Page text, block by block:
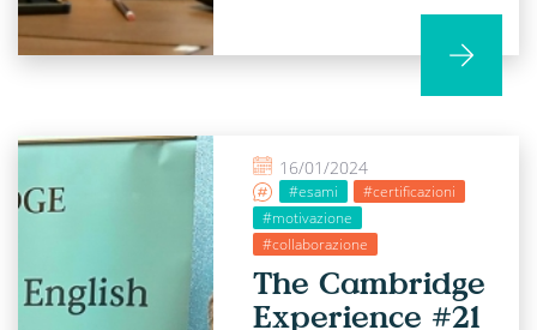
16/01/2024
#esami
#certificazioni
#motivazione
#collaborazione
The Cambridge
Experience #21